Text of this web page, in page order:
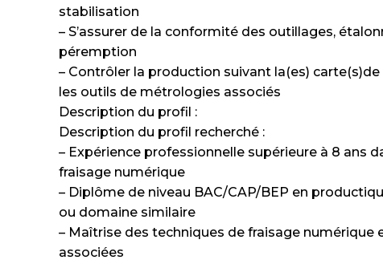
stabilisation
– S’assurer de la conformité des outillages,
péremption
– Contrôler la production suivant la(es)
les outils de métrologies associés
Description du profil :
Description du profil recherché :
– Expérience professionnelle supérieure à 8 ans
fraisage numérique
– Diplôme de niveau BAC/CAP/BEP en
ou domaine similaire
– Maîtrise des techniques de fraisage numérique
associées